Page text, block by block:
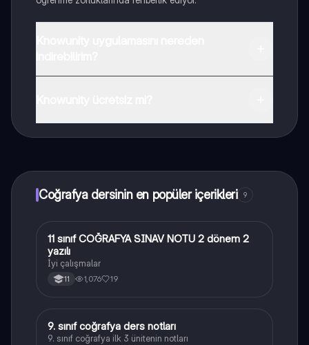
Coğrafya dersinin en popüler içerikleri 9
Coğrafya
11 sınıf COĞRAFYA SINAV NOTU 2 dönem 2
yazılı
İyi çalışmalar
11 1,076 19
Coğrafya
9. sınıf coğrafya ders notları
9. sınıf coğrafya ilk 3 ünitenin notları